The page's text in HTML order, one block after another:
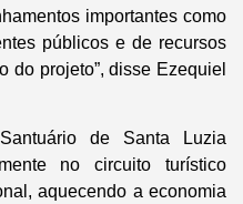
importantes como
públicos e de recursos
do projeto”, disse Ezequiel
de Santa Luzia
no circuito turístico
aquecendo a economia